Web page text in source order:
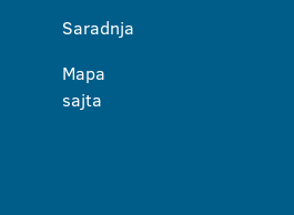
Saradnja
Mapa
sajta